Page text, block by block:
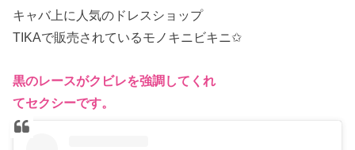
キャバ上に人気のドレスショップ
TIKAで販売されているモノキニビキニ✩
黒のレースがクビレを強調してくれ
てセクシーです。